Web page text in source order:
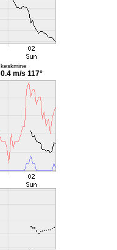
keskmine
0.4 m/s 117°